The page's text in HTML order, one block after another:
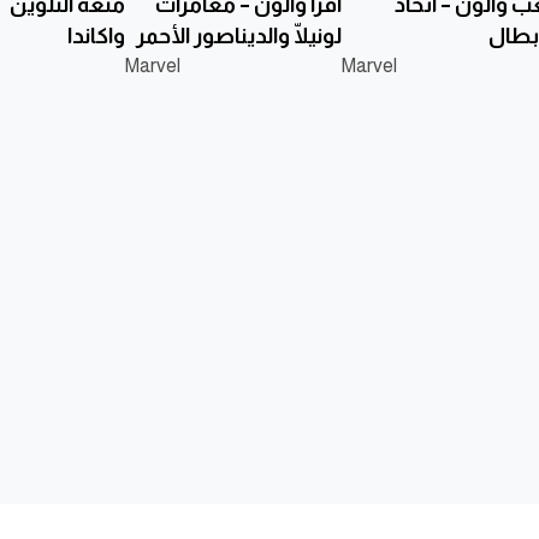
Marvel
لونيلّا والديناصور الأحمر
Marvel
واكاندا